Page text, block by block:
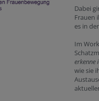
Dabei
Frauen
es in
Im
erkenne
wie sie